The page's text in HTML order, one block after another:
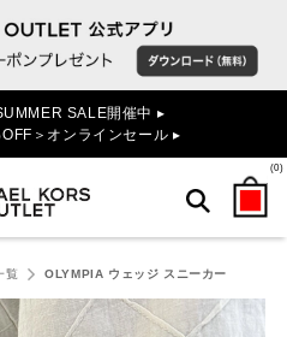
SALE開催中 ▸
＞オンラインセール ▸
(0)
検索
覧 OLYMPIA ウェッジ スニーカー